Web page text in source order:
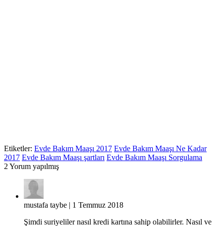
Etiketler: Evde Bakım Maaşı 2017 Evde Bakım Maaşı Ne Kadar
2017 Evde Bakım Maaşı şartları Evde Bakım Maaşı Sorgulama
2 Yorum yapılmış
mustafa taybe | 1 Temmuz 2018
Şimdi suriyeliler nasıl kredi kartına sahip olabilirler. Nasıl ve